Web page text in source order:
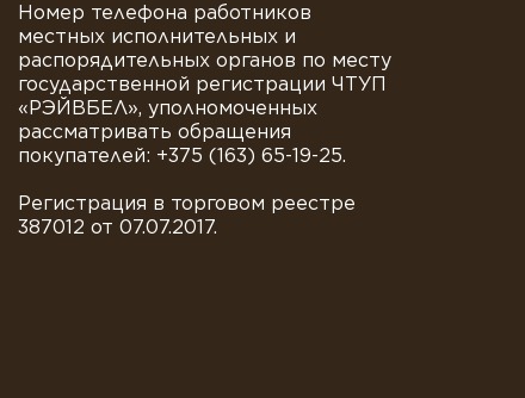
Номер телефона работников
местных исполнительных и
распорядительных органов по месту
государственной регистрации ЧТУП
«РЭЙВБЕЛ», уполномоченных
рассматривать обращения
покупателей: +375 (163) 65-19-25.
Регистрация в торговом реестре
387012 от 07.07.2017.